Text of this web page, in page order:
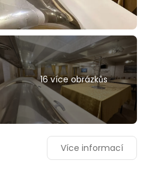
16 více obrázkůs
Více informací